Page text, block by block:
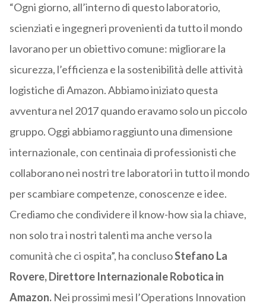
“Ogni giorno, all’interno di questo laboratorio,
scienziati e ingegneri provenienti da tutto il mondo
lavorano per un obiettivo comune: migliorare la
sicurezza, l’efficienza e la sostenibilità delle attività
logistiche di Amazon. Abbiamo iniziato questa
avventura nel 2017 quando eravamo solo un piccolo
gruppo. Oggi abbiamo raggiunto una dimensione
internazionale, con centinaia di professionisti che
collaborano nei nostri tre laboratori in tutto il mondo
per scambiare competenze, conoscenze e idee.
Crediamo che condividere il know-how sia la chiave,
non solo tra i nostri talenti ma anche verso la
comunità che ci ospita”, ha conclusoStefano La
Rovere, Direttore Internazionale Robotica in
Amazon.Nei prossimi mesi l’Operations Innovation